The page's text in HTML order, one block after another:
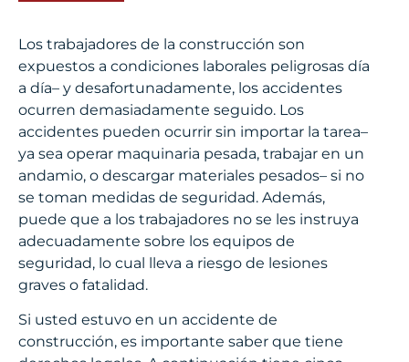
Los trabajadores de la construcción son
expuestos a condiciones laborales peligrosas día
a día– y desafortunadamente, los accidentes
ocurren demasiadamente seguido. Los
accidentes pueden ocurrir sin importar la tarea–
ya sea operar maquinaria pesada, trabajar en un
andamio, o descargar materiales pesados– si no
se toman medidas de seguridad. Además,
puede que a los trabajadores no se les instruya
adecuadamente sobre los equipos de
seguridad, lo cual lleva a riesgo de lesiones
graves o fatalidad.
Si usted estuvo en un accidente de
construcción, es importante saber que tiene